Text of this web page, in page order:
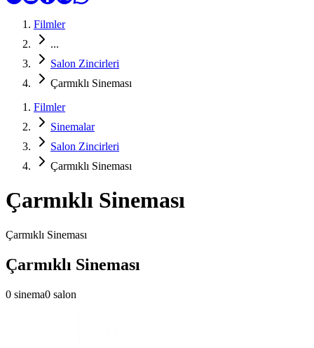
Filmler
...
Salon Zincirleri
Çarmıklı Sineması
Filmler
Sinemalar
Salon Zincirleri
Çarmıklı Sineması
Çarmıklı Sineması
Çarmıklı Sineması
Çarmıklı Sineması
0 sinema0 salon